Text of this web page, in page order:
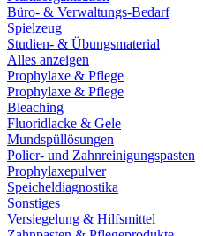
Büro- & Verwaltungs-Bedarf
Spielzeug
Studien- & Übungsmaterial
Alles anzeigen
Prophylaxe & Pflege
Prophylaxe & Pflege
Bleaching
Fluoridlacke & Gele
Mundspüllösungen
Polier- und Zahnreinigungspasten
Prophylaxepulver
Speicheldiagnostika
Sonstiges
Versiegelung & Hilfsmittel